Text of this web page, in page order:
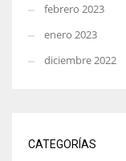
febrero 2023
enero 2023
diciembre 2022
CATEGORÍAS